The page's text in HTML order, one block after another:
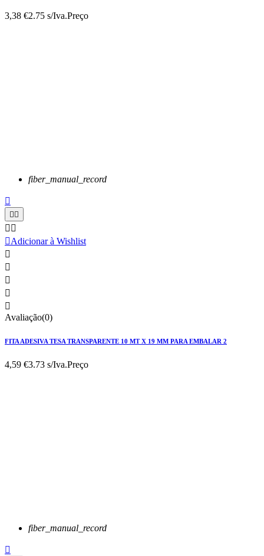
3,38 €2.75 s/Iva.Preço
fiber_manual_record


 
Adicionar à Wishlist





Avaliação(0)
FITA ADESIVA TESA TRANSPARENTE 10 MT X 19 MM PARA EMBALAR 2
4,59 €3.73 s/Iva.Preço
fiber_manual_record
